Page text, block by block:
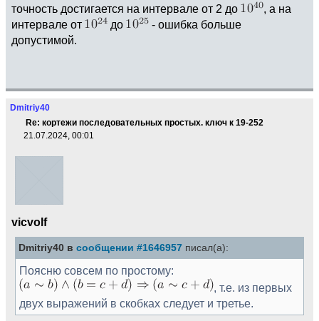
точность достигается на интервале от 2 до
, а на
интервале от
до
- ошибка больше
допустимой.
Dmitriy40
Re: кортежи последовательных простых. ключ к 19-252
21.07.2024, 00:01
vicvolf
Dmitriy40 в сообщении #1646957 писал(а):
Поясню совсем по простому:
, т.е. из первых
двух выражений в скобках следует и третье.